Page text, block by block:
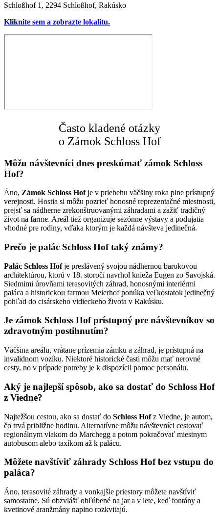
Schloßhof 1, 2294 Schloßhof, Rakúsko
Kliknite sem a zobrazte lokalitu.
Často kladené otázky
o Zámok Schloss Hof
Môžu návštevníci dnes preskúmať zámok Schloss
Hof?
Áno, Zámok Schloss Hofje v priebehu väčšiny roka plne prístupný
verejnosti. Hostia si môžu pozrieť honosné reprezentačné miestnosti,
prejsť sa nádherne zrekonštruovanými záhradami a zažiť tradičný
život na farme. Areál tiež organizuje sezónne výstavy a podujatia
vhodné pre rodiny, vďaka ktorým je každá návšteva jedinečná.
Prečo je palác Schloss Hof taký známy?
Palác Schloss Hofje preslávený svojou nádhernou barokovou
architektúrou, ktorú v 18. storočí navrhol knieža Eugen zo Savojská.
Siedmimi úrovňami terasovitých záhrad, honosnými interiérmi
paláca a historickou farmou Meierhof ponúka veľkostatok jedinečný
pohľad do cisárskeho vidieckeho života v Rakúsku.
Je zámok Schloss Hof prístupný pre návštevníkov so
zdravotným postihnutím?
Väčšina areálu, vrátane prízemia zámku a záhrad, je prístupná na
invalidnom vozíku. Niektoré historické časti môžu mať nerovné
cesty, no v prípade potreby je k dispozícii pomoc personálu.
Aký je najlepší spôsob, ako sa dostať do Schloss Hof
z Viedne?
Najtežšou cestou, ako sa dostať do Schloss Hofz Viedne, je autom,
čo trvá približne hodinu. Alternatívne môžu návštevníci cestovať
regionálnym vlakom do Marchegg a potom pokračovať miestnym
autobusom alebo taxíkom až k palácu.
Môžete navštíviť záhrady Schloss Hof bez vstupu do
paláca?
Áno, terasovité záhrady a vonkajšie priestory môžete navštíviť
samostatne. Sú obzvlášť obľúbené na jar a v lete, keď fontány a
kvetinové aranžmány naplno rozkvitajú.